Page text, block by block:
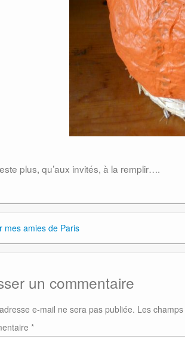
plus, qu’aux invités, à la remplir….
mes amies de Paris
un commentaire
e-mail ne sera pas publiée. Les
*